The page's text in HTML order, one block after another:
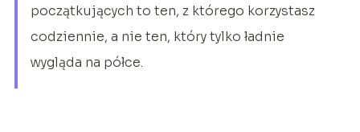
początkujących to ten, z którego korzystasz
codziennie, a nie ten, który tylko ładnie
wygląda na półce.